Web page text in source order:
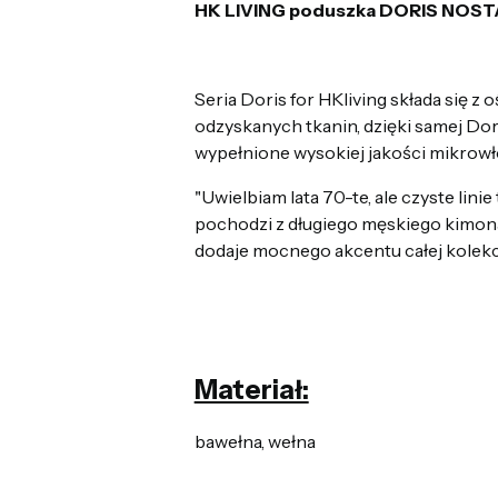
HK LIVING poduszka DORIS
Seria Doris for HKliving składa się z
odzyskanych tkanin, dzięki samej
wypełnione wysokiej jakości
"Uwielbiam lata 70-te, ale czyste
pochodzi z długiego męskiego
dodaje mocnego akcentu całej
Materiał:
bawełna, wełna